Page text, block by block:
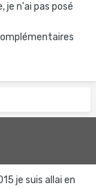
je n'ai pas posé
je suis allai en